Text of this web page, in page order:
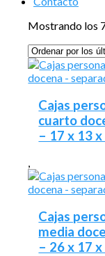
Mostrando los
Cajas
cuarto
– 17 x 13 x
,
Cajas
media
– 26 x 17 x